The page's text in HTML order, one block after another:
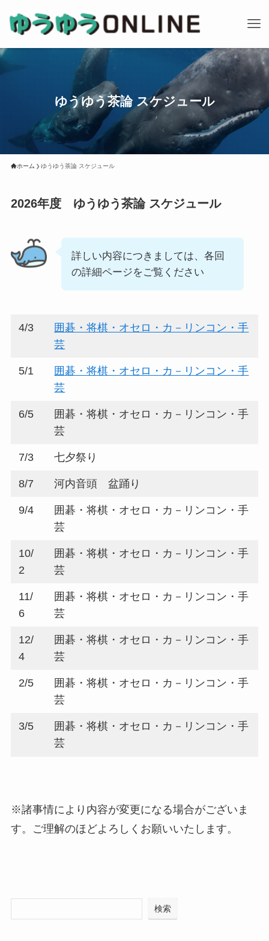
ゆうゆう茶論 スケジュール
ホーム ゆうゆう茶論 スケジュール
2026年度 ゆうゆう茶論 スケジュール
詳しい内容につきましては、各回
の詳細ページをご覧ください
4/3
囲碁・将棋・オセロ・カ－リンコン・手
芸
5/1
囲碁・将棋・オセロ・カ－リンコン・手
芸
6/5
囲碁・将棋・オセロ・カ－リンコン・手
芸
7/3 七夕祭り
8/7 河内音頭 盆踊り
9/4
囲碁・将棋・オセロ・カ－リンコン・手
芸
10/
2
囲碁・将棋・オセロ・カ－リンコン・手
芸
11/
6
囲碁・将棋・オセロ・カ－リンコン・手
芸
12/
4
囲碁・将棋・オセロ・カ－リンコン・手
芸
2/5
囲碁・将棋・オセロ・カ－リンコン・手
芸
3/5
囲碁・将棋・オセロ・カ－リンコン・手
芸
※諸事情により内容が変更になる場合がございま
す。ご理解のほどよろしくお願いいたします。
検索